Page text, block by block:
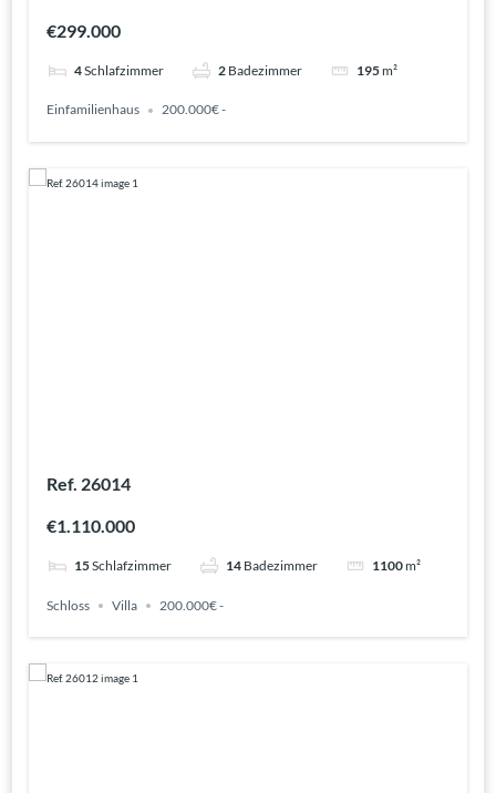
€299.000
4Schlafzimmer 2 Badezimmer 195m²
Einfamilienhaus 200.000€ -
Ref. 26014
€1.110.000
15Schlafzimmer 14 Badezimmer 1100m²
Schloss Villa 200.000€ -